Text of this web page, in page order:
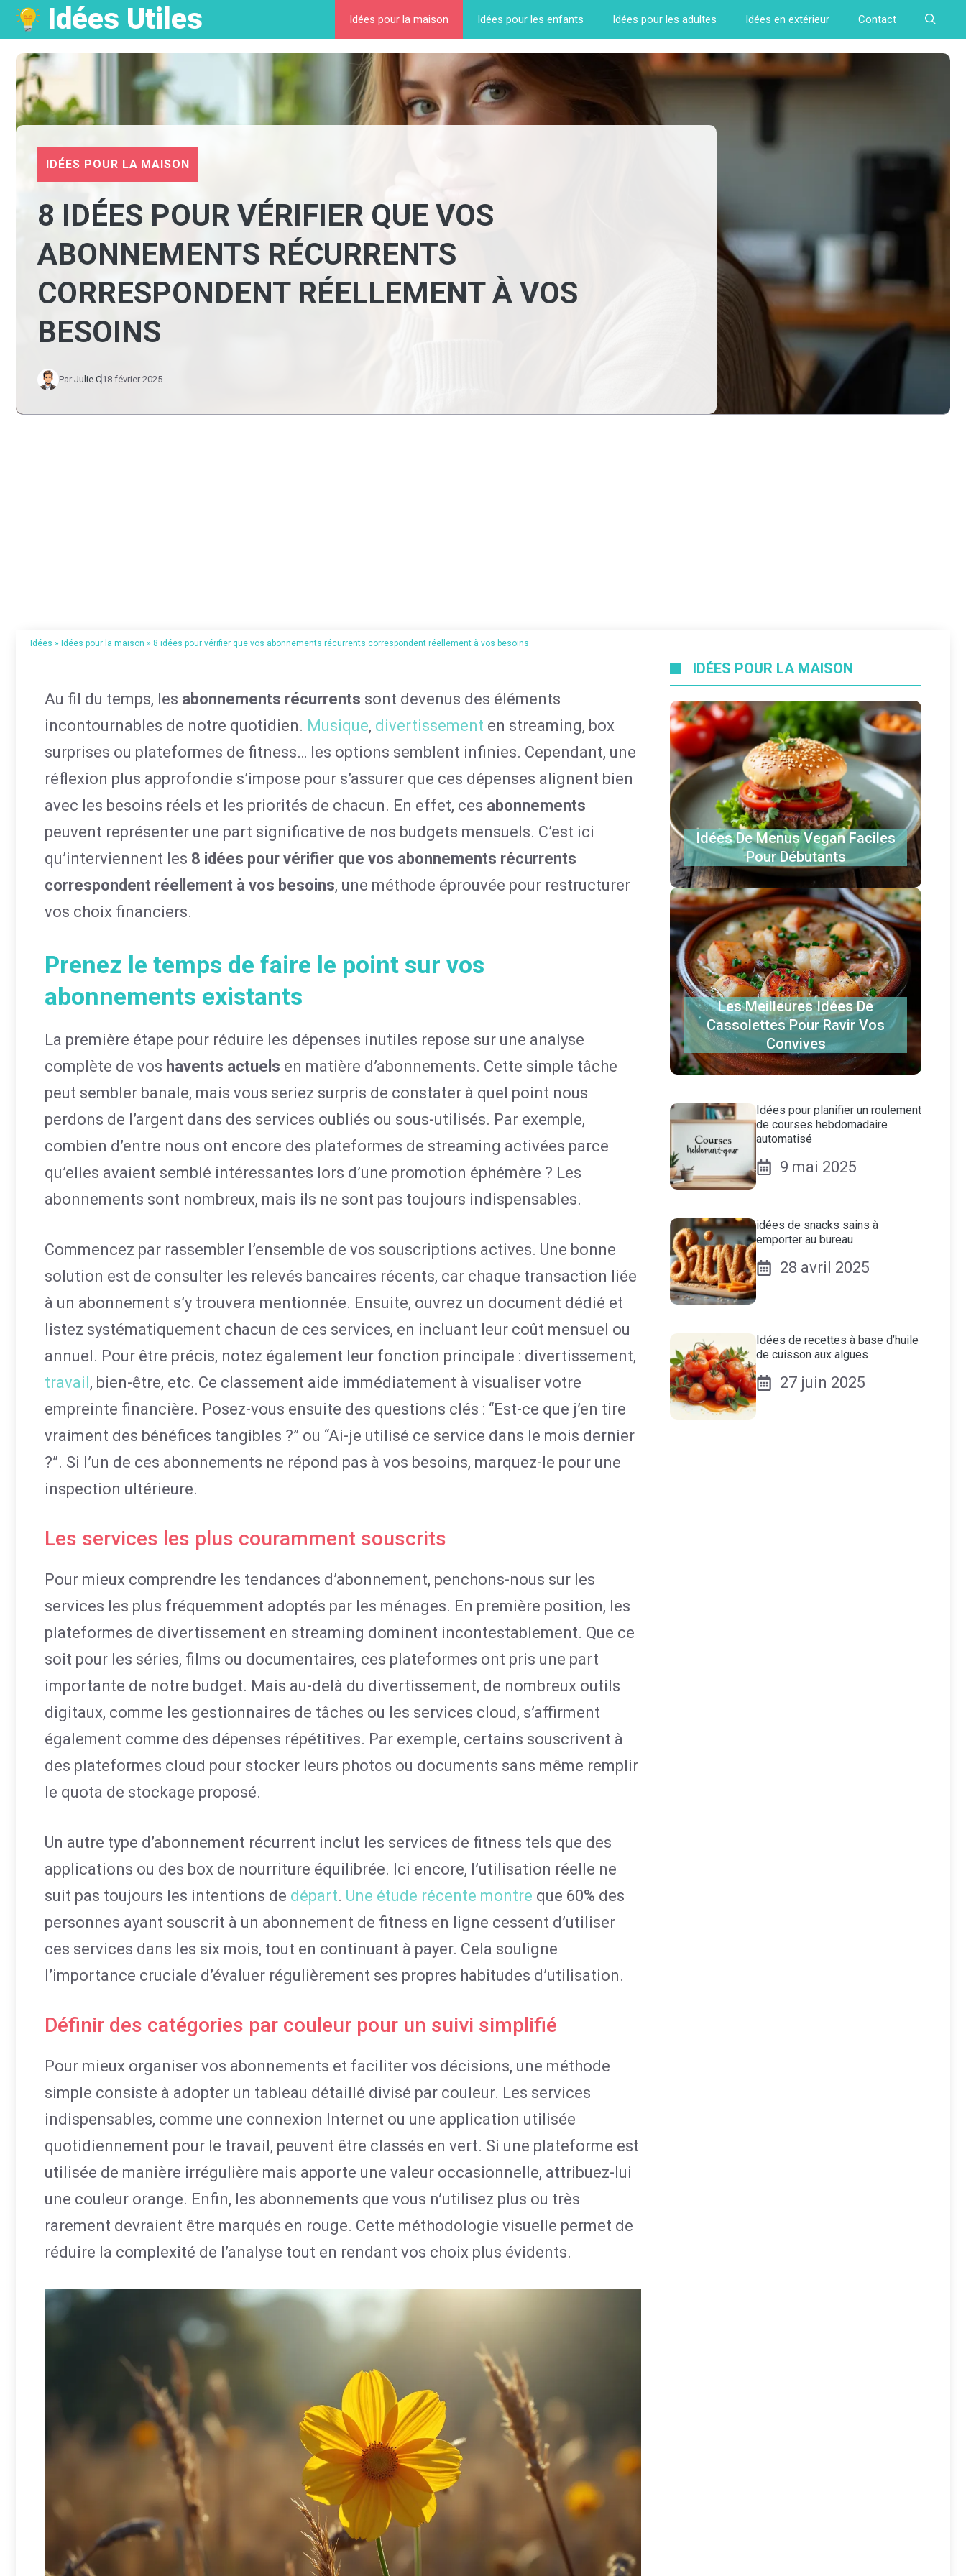
Aller
au
contenu
Idées Utiles Idées pour la maison Idées pour les enfants Idées pour les adultes Idées en extérieur Contact
IDÉES POUR LA MAISON
8 IDÉES POUR VÉRIFIER QUE VOS
ABONNEMENTS RÉCURRENTS
CORRESPONDENT RÉELLEMENT À VOS
BESOINS
Par Julie C18 février 2025
Idées » Idées pour la maison » 8 idées pour vérifier que vos abonnements récurrents correspondent réellement à vos besoins
Au fil du temps, les abonnements récurrents sont devenus des éléments
incontournables de notre quotidien. Musique, divertissement en streaming, box
surprises ou plateformes de fitness… les options semblent infinies. Cependant, une
réflexion plus approfondie s’impose pour s’assurer que ces dépenses alignent bien
avec les besoins réels et les priorités de chacun. En effet, ces abonnements
peuvent représenter une part significative de nos budgets mensuels. C’est ici
qu’interviennent les 8 idées pour vérifier que vos abonnements récurrents
correspondent réellement à vos besoins, une méthode éprouvée pour restructurer
vos choix financiers.
Prenez le temps de faire le point sur vos
abonnements existants
La première étape pour réduire les dépenses inutiles repose sur une analyse
complète de vos havents actuels en matière d’abonnements. Cette simple tâche
peut sembler banale, mais vous seriez surpris de constater à quel point nous
perdons de l’argent dans des services oubliés ou sous-utilisés. Par exemple,
combien d’entre nous ont encore des plateformes de streaming activées parce
qu’elles avaient semblé intéressantes lors d’une promotion éphémère ? Les
abonnements sont nombreux, mais ils ne sont pas toujours indispensables.
Commencez par rassembler l’ensemble de vos souscriptions actives. Une bonne
solution est de consulter les relevés bancaires récents, car chaque transaction liée
à un abonnement s’y trouvera mentionnée. Ensuite, ouvrez un document dédié et
listez systématiquement chacun de ces services, en incluant leur coût mensuel ou
annuel. Pour être précis, notez également leur fonction principale : divertissement,
travail, bien-être, etc. Ce classement aide immédiatement à visualiser votre
empreinte financière. Posez-vous ensuite des questions clés : “Est-ce que j’en tire
vraiment des bénéfices tangibles ?” ou “Ai-je utilisé ce service dans le mois dernier
?”. Si l’un de ces abonnements ne répond pas à vos besoins, marquez-le pour une
inspection ultérieure.
Les services les plus couramment souscrits
Pour mieux comprendre les tendances d’abonnement, penchons-nous sur les
services les plus fréquemment adoptés par les ménages. En première position, les
plateformes de divertissement en streaming dominent incontestablement. Que ce
soit pour les séries, films ou documentaires, ces plateformes ont pris une part
importante de notre budget. Mais au-delà du divertissement, de nombreux outils
digitaux, comme les gestionnaires de tâches ou les services cloud, s’affirment
également comme des dépenses répétitives. Par exemple, certains souscrivent à
des plateformes cloud pour stocker leurs photos ou documents sans même remplir
le quota de stockage proposé.
Un autre type d’abonnement récurrent inclut les services de fitness tels que des
applications ou des box de nourriture équilibrée. Ici encore, l’utilisation réelle ne
suit pas toujours les intentions de départ. Une étude récente montre que 60% des
personnes ayant souscrit à un abonnement de fitness en ligne cessent d’utiliser
ces services dans les six mois, tout en continuant à payer. Cela souligne
l’importance cruciale d’évaluer régulièrement ses propres habitudes d’utilisation.
Définir des catégories par couleur pour un suivi simplifié
Pour mieux organiser vos abonnements et faciliter vos décisions, une méthode
simple consiste à adopter un tableau détaillé divisé par couleur. Les services
indispensables, comme une connexion Internet ou une application utilisée
quotidiennement pour le travail, peuvent être classés en vert. Si une plateforme est
utilisée de manière irrégulière mais apporte une valeur occasionnelle, attribuez-lui
une couleur orange. Enfin, les abonnements que vous n’utilisez plus ou très
rarement devraient être marqués en rouge. Cette méthodologie visuelle permet de
réduire la complexité de l’analyse tout en rendant vos choix plus évidents.
IDÉES POUR LA MAISON
Idées De Menus Vegan Faciles
Pour Débutants
Les Meilleures Idées De
Cassolettes Pour Ravir Vos
Convives
Idées pour planifier un roulement
de courses hebdomadaire
automatisé
9 mai 2025
idées de snacks sains à
emporter au bureau
28 avril 2025
Idées de recettes à base d’huile
de cuisson aux algues
27 juin 2025